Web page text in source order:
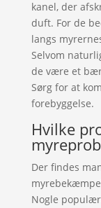
kanel, der
duft. For de
langs
Selvom
de være et
Sørg for at
forebyggelse.
Hvilke
Der findes
Nogle